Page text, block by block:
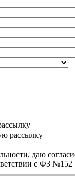
рассылку
даю
с ФЗ №152